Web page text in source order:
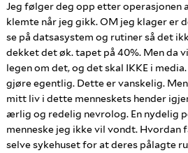
Jeg følger deg opp etter operasjonen
klemte når jeg gikk. OM jeg klager er
se på datsasystem og rutiner så det
dekket det øk. tapet på 40%. Men da
legen om det, og det skal IKKE i
gjøre egentlig. Dette er vanskelig.
mitt liv i dette menneskets hender
ærlig og redelig nevrolog. En nydelig
menneske jeg ikke vil vondt. Hvordan
selve sykehuset for at deres pålagte